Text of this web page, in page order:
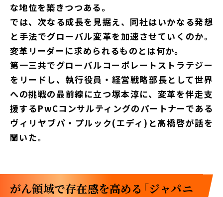
な地位を築きつつある。
では、次なる成長を見据え、同社はいかなる発想
と手法でグローバル変革を加速させていくのか。
変革リーダーに求められるものとは何か。
第一三共でグローバルコーポレートストラテジー
をリードし、執行役員・経営戦略部長として世界
への挑戦の最前線に立つ塚本淳に、変革を伴走支
援するPwCコンサルティングのパートナーである
ヴィリヤブパ・プルック(エディ)と高橋啓が話を
聞いた。
がん領域で存在感を高める「ジャパニ